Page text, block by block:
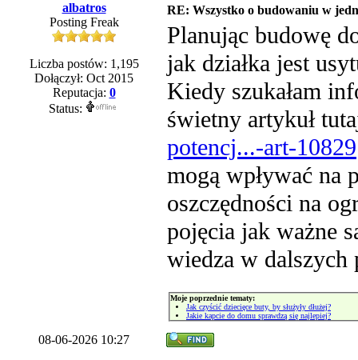
albatros
Posting Freak
Liczba postów: 1,195
Dołączył: Oct 2015
Reputacja: 0
Status:
RE: Wszystko o budowaniu w
Planując budowę
jak działka jest
Kiedy szukałam
świetny artykuł
potencj...-art-10829
mogą wpływać na
oszczędności na
pojęcia jak ważne
wiedza w dalszych
Moje poprzednie tematy:
Jak czyścić dziecięce buty, by służyły dłużej?
Jakie kapcie do domu sprawdzą się najlepiej?
08-06-2026 10:27